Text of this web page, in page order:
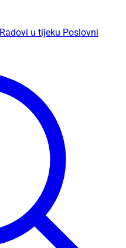
Radovi u tijeku Poslovni